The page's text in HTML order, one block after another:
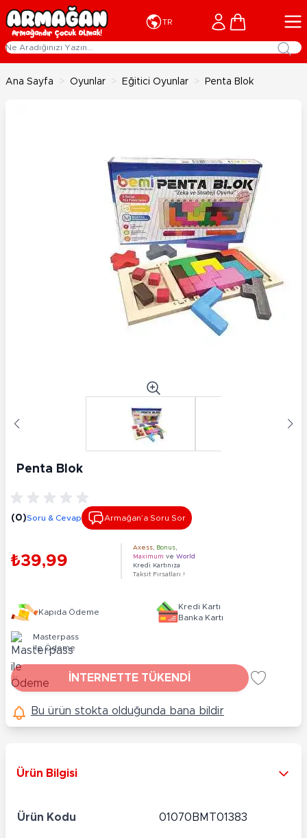
İçeriğe geç
TR Cart
Ana Sayfa > Oyunlar > Eğitici Oyunlar > Penta Blok
Penta Blok
(0)Soru & Cevap Armağan’a Soru Sor
₺39,99
Axess Bonus
Maximum ve World
Kredi Kartınıza
Taksit Fırsatları !
Kapıda Ödeme
Kredi Kartı
Banka Kartı
Masterpass
ile Ödeme
İNTERNETTE TÜKENDİ
Bu ürün stokta olduğunda bana bildir
Ürün Bilgisi
Ürün Kodu 01070BMT01383